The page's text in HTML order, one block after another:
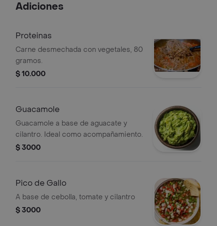
Adiciones
Proteinas
Carne desmechada con vegetales, 80
gramos.
$ 10.000
Guacamole
Guacamole a base de aguacate y
cilantro. Ideal como acompañamiento.
$ 3000
Pico de Gallo
A base de cebolla, tomate y cilantro
$ 3000